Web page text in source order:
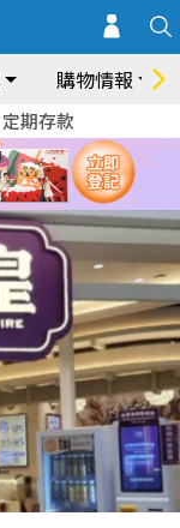
購物情報
定期存款